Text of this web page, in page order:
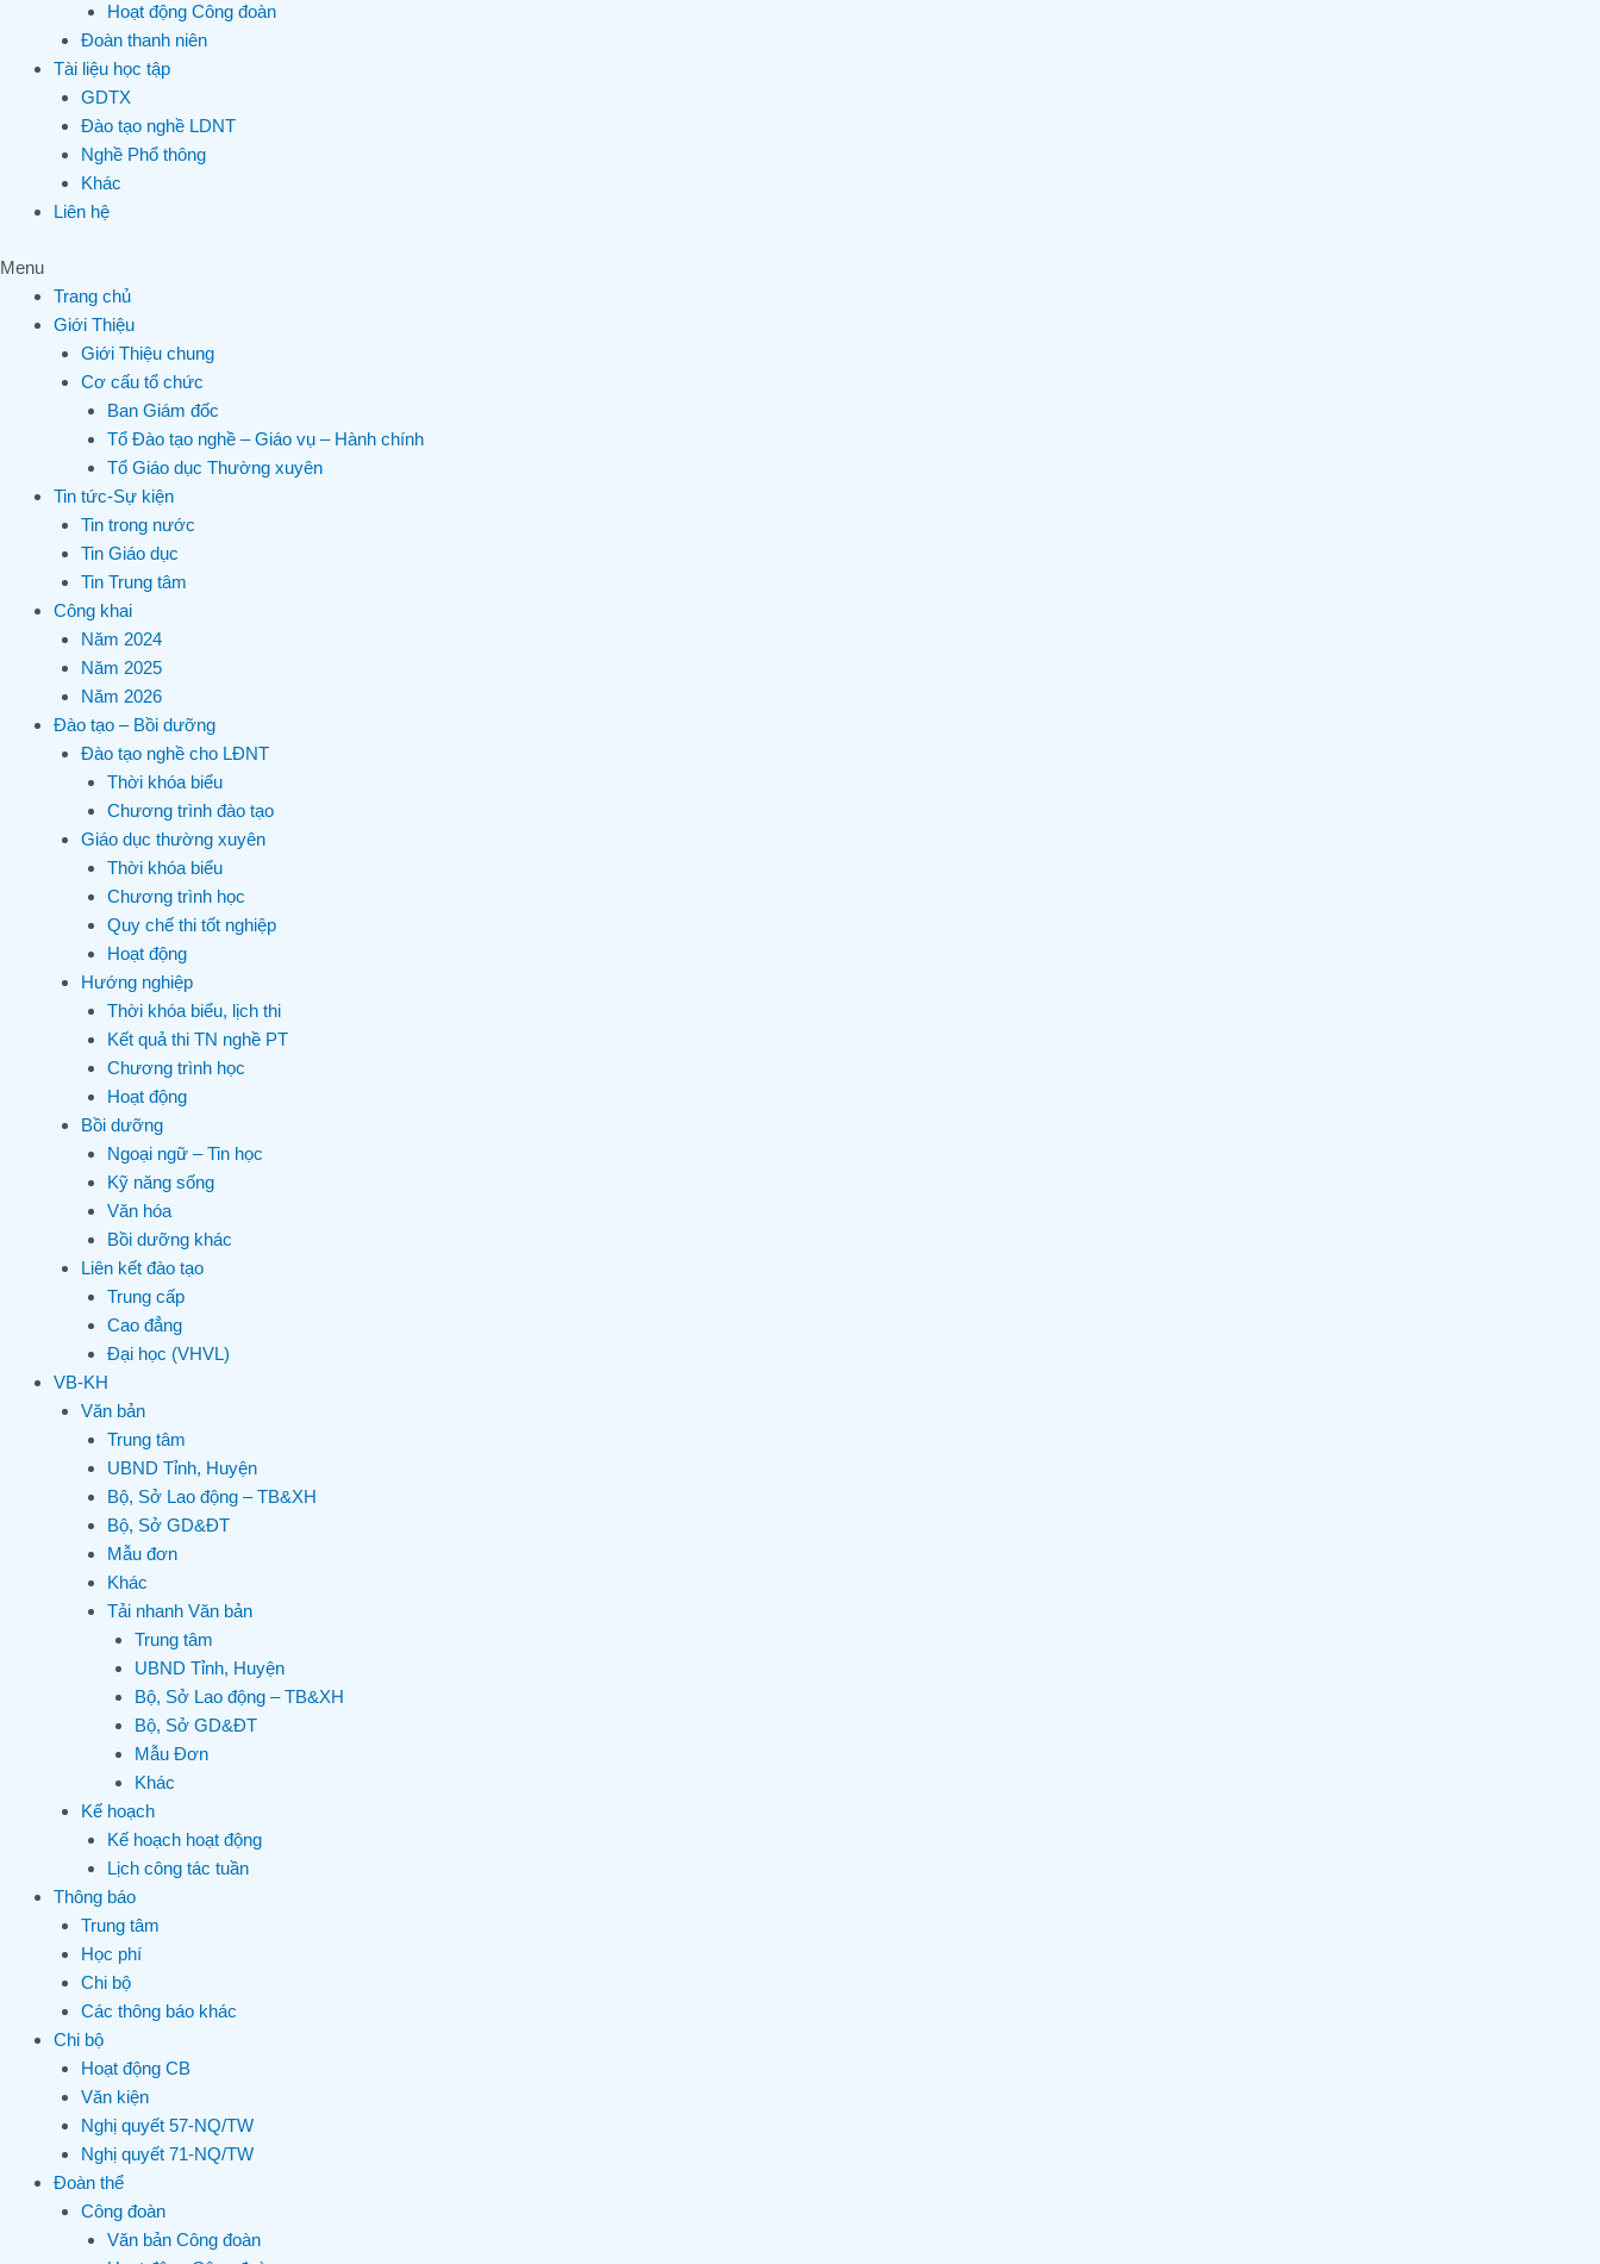
Hoạt động Công đoàn
Đoàn thanh niên
Tài liệu học tập
GDTX
Đào tạo nghề LDNT
Nghề Phổ thông
Khác
Liên hệ
Menu
Trang chủ
Giới Thiệu
Giới Thiệu chung
Cơ cấu tổ chức
Ban Giám đốc
Tổ Đào tạo nghề – Giáo vụ – Hành chính
Tổ Giáo dục Thường xuyên
Tin tức-Sự kiện
Tin trong nước
Tin Giáo dục
Tin Trung tâm
Công khai
Năm 2024
Năm 2025
Năm 2026
Đào tạo – Bồi dưỡng
Đào tạo nghề cho LĐNT
Thời khóa biểu
Chương trình đào tạo
Giáo dục thường xuyên
Thời khóa biểu
Chương trình học
Quy chế thi tốt nghiệp
Hoạt động
Hướng nghiệp
Thời khóa biểu, lịch thi
Kết quả thi TN nghề PT
Chương trình học
Hoạt động
Bồi dưỡng
Ngoại ngữ – Tin học
Kỹ năng sống
Văn hóa
Bồi dưỡng khác
Liên kết đào tạo
Trung cấp
Cao đẳng
Đại học (VHVL)
VB-KH
Văn bản
Trung tâm
UBND Tỉnh, Huyện
Bộ, Sở Lao động – TB&XH
Bộ, Sở GD&ĐT
Mẫu đơn
Khác
Tải nhanh Văn bản
Trung tâm
UBND Tỉnh, Huyện
Bộ, Sở Lao động – TB&XH
Bộ, Sở GD&ĐT
Mẫu Đơn
Khác
Kế hoạch
Kế hoạch hoạt động
Lịch công tác tuần
Thông báo
Trung tâm
Học phí
Chi bộ
Các thông báo khác
Chi bộ
Hoạt động CB
Văn kiện
Nghị quyết 57-NQ/TW
Nghị quyết 71-NQ/TW
Đoàn thể
Công đoàn
Văn bản Công đoàn